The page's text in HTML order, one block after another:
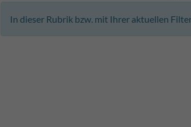
In dieser Rubrik bzw. mit Ihrer aktuellen